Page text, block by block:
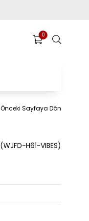
0
Önceki Sayfaya Dön
(WJFD-H61-VIBES)